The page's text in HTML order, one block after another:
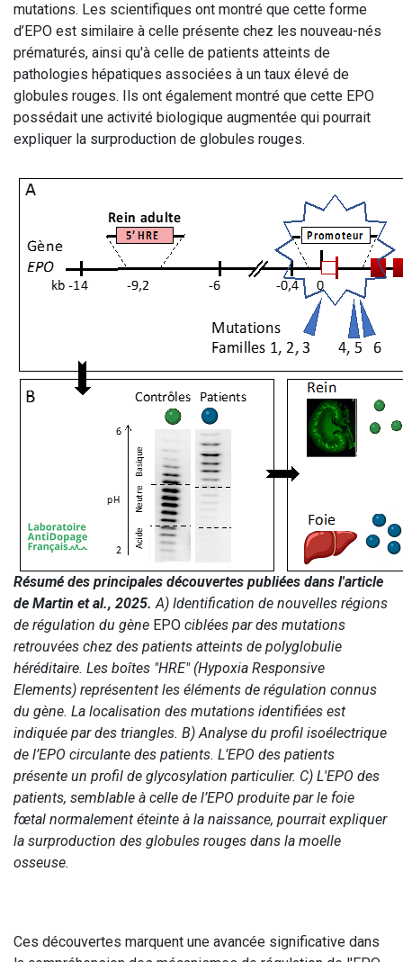
mutations. Les scientifiques ont montré que cette forme
d’EPO est similaire à celle présente chez les nouveau-nés
prématurés, ainsi qu'à celle de patients atteints de
pathologies hépatiques associées à un taux élevé de
globules rouges. Ils ont également montré que cette EPO
possédait une activité biologique augmentée qui pourrait
expliquer la surproduction de globules rouges.
Résumé des principales découvertes publiées dans l'article
de Martin et al., 2025. A) Identification de nouvelles régions
de régulation du gène EPO ciblées par des mutations
retrouvées chez des patients atteints de polyglobulie
héréditaire. Les boîtes "HRE" (Hypoxia Responsive
Elements) représentent les éléments de régulation connus
du gène. La localisation des mutations identifiées est
indiquée par des triangles. B) Analyse du profil isoélectrique
de l’EPO circulante des patients. L’EPO des patients
présente un profil de glycosylation particulier. C) L'EPO des
patients, semblable à celle de l’EPO produite par le foie
fœtal normalement éteinte à la naissance, pourrait expliquer
la surproduction des globules rouges dans la moelle
osseuse.
Ces découvertes marquent une avancée significative dans